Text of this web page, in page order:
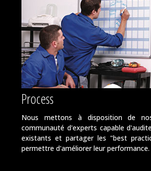
Process
Nous mettons à disposition de
communauté d'experts capable
existants et partager les "best
permettre d'améliorer leur performance.